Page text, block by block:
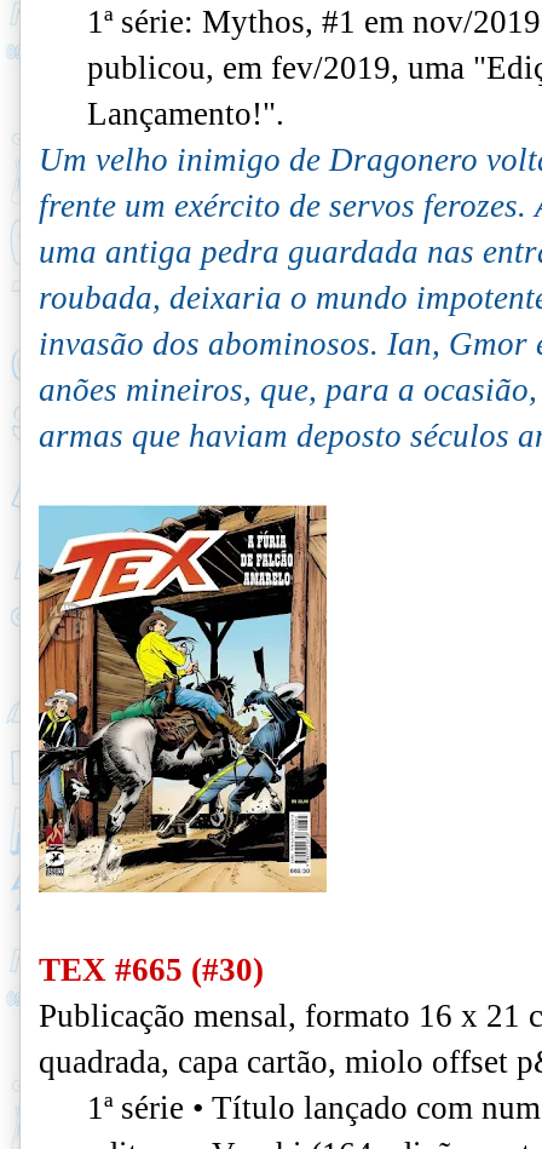
1ª série: Mythos, #1 em nov/
publicou, em fev/2019, uma
Lançamento!".
Um velho inimigo de Dragonero
frente um exército de servos
uma antiga pedra guardada nas
roubada, deixaria o mundo
invasão dos abominosos. Ian,
anões mineiros, que, para a
armas que haviam deposto séculos
TEX #665 (#30)
Publicação mensal, formato 16 x 21
quadrada, capa cartão, miolo offset
1ª série • Título lançado com